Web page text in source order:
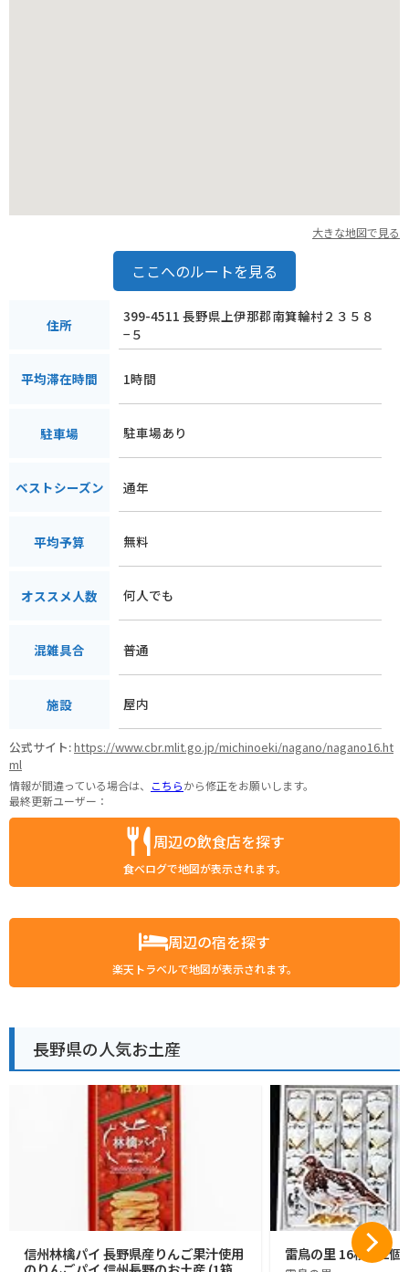
大きな地図で見る
ここへのルートを見る
住所
399-4511 長野県上伊那郡南箕輪村２３５８
−５
平均滞在時間 1時間
駐車場 駐車場あり
ベストシーズン 通年
平均予算 無料
オススメ人数 何人でも
混雑具合 普通
施設 屋内
公式サイト:https://www.cbr.mlit.go.jp/michinoeki/nagano/nagano16.ht
ml
情報が間違っている場合は、 こちらから修正をお願いします。
最終更新ユーザー：
周辺の飲食店を探す
食べログで地図が表示されます。
周辺の宿を探す
楽天トラベルで地図が表示されます。
長野県の人気お土産
信州林檎パイ 長野県産りんご果汁使用
雷鳥の里 16枚入 2個